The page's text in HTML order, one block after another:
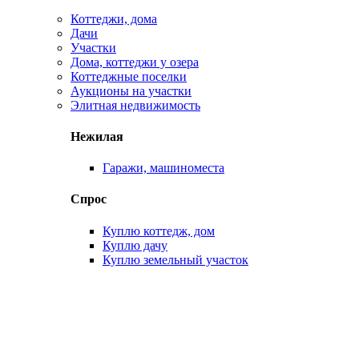
Коттеджи, дома
Дачи
Участки
Дома, коттеджи у озера
Коттеджные поселки
Аукционы на участки
Элитная недвижимость
Нежилая
Гаражи, машиноместа
Спрос
Куплю коттедж, дом
Куплю дачу
Куплю земельный участок